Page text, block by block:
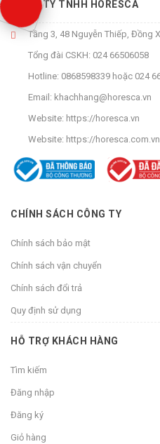
CÔNG TY TNHH HORESCA
Tầng 3, 48 Nguyễn Thiếp, Đồng
Tổng đài CSKH: 024 66506058
Hotline: 0868598339 hoặc 024
Email: khachhang@horesca.vn
Website: https://horesca.vn
Website: https://horesca.com.vn
CHÍNH SÁCH CÔNG TY
Chính sách bảo mật
Chính sách vận chuyển
Chính sách đổi trả
Quy định sử dụng
HỖ TRỢ KHÁCH HÀNG
Tìm kiếm
Đăng nhập
Đăng ký
Giỏ hàng